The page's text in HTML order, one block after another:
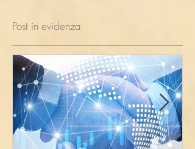
Post in evidenza